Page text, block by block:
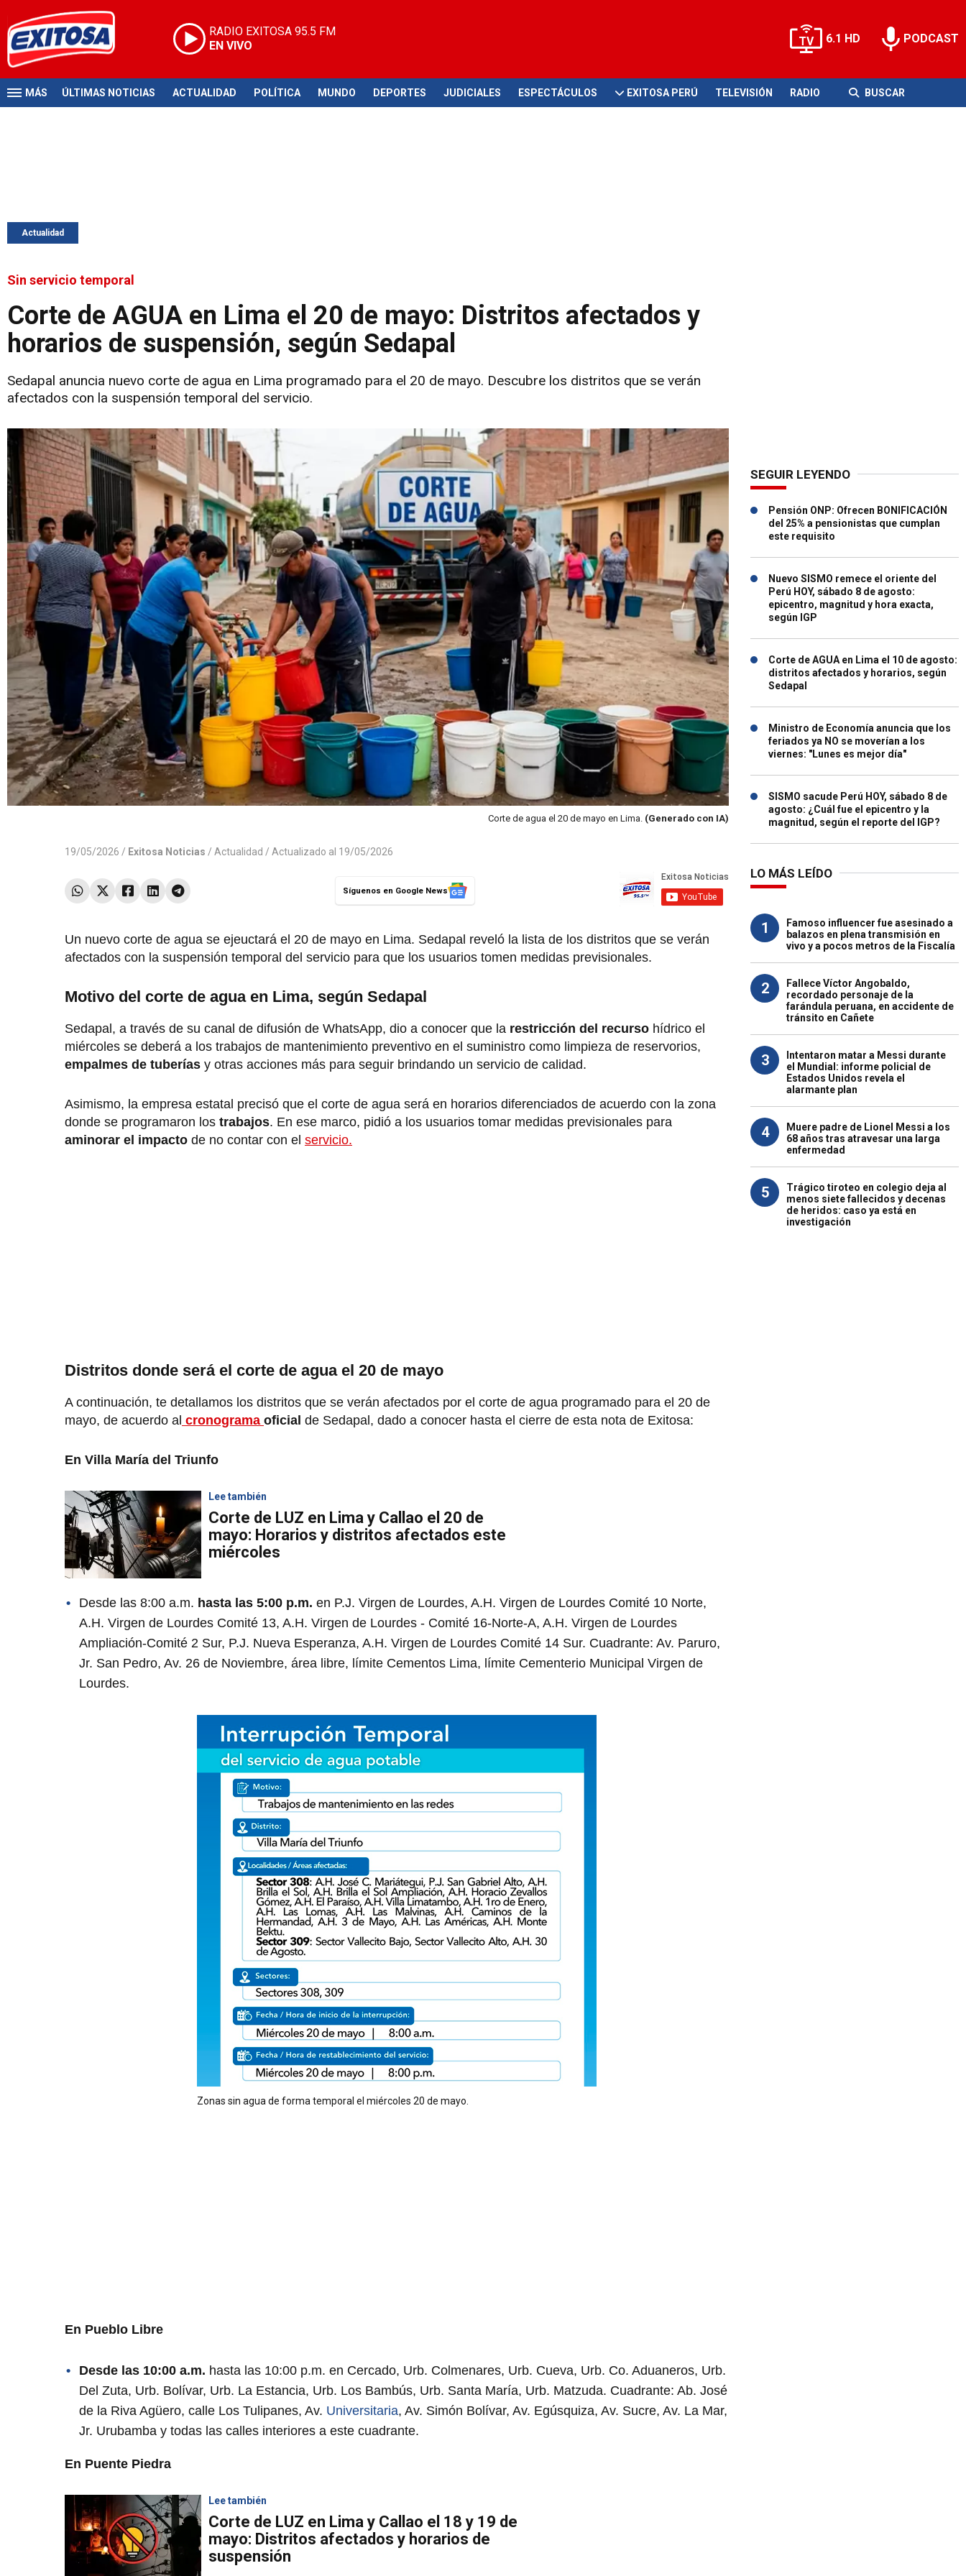
RADIO EXITOSA 95.5 FM
EN VIVO
6.1 HD PODCAST
MÁS ÚLTIMAS NOTICIAS ACTUALIDAD POLÍTICA MUNDO DEPORTES JUDICIALES ESPECTÁCULOS EXITOSA PERÚ TELEVISIÓN RADIO BUSCAR
Actualidad
Sin servicio temporal
Corte de AGUA en Lima el 20 de mayo: Distritos afectados y
horarios de suspensión, según Sedapal
Sedapal anuncia nuevo corte de agua en Lima programado para el 20 de mayo. Descubre los distritos que se verán
afectados con la suspensión temporal del servicio.
Corte de agua el 20 de mayo en Lima. (Generado con IA)
19/05/2026 / Exitosa Noticias / Actualidad / Actualizado al 19/05/2026
Síguenos en Google News
Un nuevo corte de agua se ejeuctará el 20 de mayo en Lima. Sedapal reveló la lista de los distritos que se verán
afectados con la suspensión temporal del servicio para que los usuarios tomen medidas previsionales.
Motivo del corte de agua en Lima, según Sedapal
Sedapal, a través de su canal de difusión de WhatsApp, dio a conocer que la restricción del recurso hídrico el
miércoles se deberá a los trabajos de mantenimiento preventivo en el suministro como limpieza de reservorios,
empalmes de tuberías y otras acciones más para seguir brindando un servicio de calidad.
Asimismo, la empresa estatal precisó que el corte de agua será en horarios diferenciados de acuerdo con la zona
donde se programaron los trabajos. En ese marco, pidió a los usuarios tomar medidas previsionales para
aminorar el impacto de no contar con el servicio.
Distritos donde será el corte de agua el 20 de mayo
A continuación, te detallamos los distritos que se verán afectados por el corte de agua programado para el 20 de
mayo, de acuerdo al cronograma oficial de Sedapal, dado a conocer hasta el cierre de esta nota de Exitosa:
En Villa María del Triunfo
Lee también
Corte de LUZ en Lima y Callao el 20 de
mayo: Horarios y distritos afectados este
miércoles
Desde las 8:00 a.m. hasta las 5:00 p.m. en P.J. Virgen de Lourdes, A.H. Virgen de Lourdes Comité 10 Norte,
A.H. Virgen de Lourdes Comité 13, A.H. Virgen de Lourdes - Comité 16-Norte-A, A.H. Virgen de Lourdes
Ampliación-Comité 2 Sur, P.J. Nueva Esperanza, A.H. Virgen de Lourdes Comité 14 Sur. Cuadrante: Av. Paruro,
Jr. San Pedro, Av. 26 de Noviembre, área libre, límite Cementos Lima, límite Cementerio Municipal Virgen de
Lourdes.
Zonas sin agua de forma temporal el miércoles 20 de mayo.
En Pueblo Libre
Desde las 10:00 a.m. hasta las 10:00 p.m. en Cercado, Urb. Colmenares, Urb. Cueva, Urb. Co. Aduaneros, Urb.
Del Zuta, Urb. Bolívar, Urb. La Estancia, Urb. Los Bambús, Urb. Santa María, Urb. Matzuda. Cuadrante: Ab. José
de la Riva Agüero, calle Los Tulipanes, Av. Universitaria, Av. Simón Bolívar, Av. Egúsquiza, Av. Sucre, Av. La Mar,
Jr. Urubamba y todas las calles interiores a este cuadrante.
En Puente Piedra
Lee también
Corte de LUZ en Lima y Callao el 18 y 19 de
mayo: Distritos afectados y horarios de
suspensión
SEGUIR LEYENDO
Pensión ONP: Ofrecen BONIFICACIÓN
del 25% a pensionistas que cumplan
este requisito
Nuevo SISMO remece el oriente del
Perú HOY, sábado 8 de agosto:
epicentro, magnitud y hora exacta,
según IGP
Corte de AGUA en Lima el 10 de agosto:
distritos afectados y horarios, según
Sedapal
Ministro de Economía anuncia que los
feriados ya NO se moverían a los
viernes: "Lunes es mejor día"
SISMO sacude Perú HOY, sábado 8 de
agosto: ¿Cuál fue el epicentro y la
magnitud, según el reporte del IGP?
LO MÁS LEÍDO
1
Famoso influencer fue asesinado a
balazos en plena transmisión en
vivo y a pocos metros de la Fiscalía
2
Fallece Víctor Angobaldo,
recordado personaje de la
farándula peruana, en accidente de
tránsito en Cañete
3
Intentaron matar a Messi durante
el Mundial: informe policial de
Estados Unidos revela el
alarmante plan
4
Muere padre de Lionel Messi a los
68 años tras atravesar una larga
enfermedad
5
Trágico tiroteo en colegio deja al
menos siete fallecidos y decenas
de heridos: caso ya está en
investigación